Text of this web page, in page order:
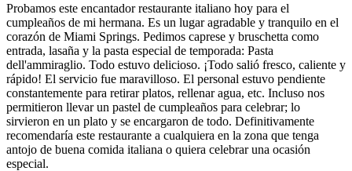
Probamos este encantador restaurante italiano hoy para el
cumpleaños de mi hermana. Es un lugar agradable y tranquilo en el
corazón de Miami Springs. Pedimos caprese y bruschetta como
entrada, lasaña y la pasta especial de temporada: Pasta
dell'ammiraglio. Todo estuvo delicioso. ¡Todo salió fresco, caliente y
rápido! El servicio fue maravilloso. El personal estuvo pendiente
constantemente para retirar platos, rellenar agua, etc. Incluso nos
permitieron llevar un pastel de cumpleaños para celebrar; lo
sirvieron en un plato y se encargaron de todo. Definitivamente
recomendaría este restaurante a cualquiera en la zona que tenga
antojo de buena comida italiana o quiera celebrar una ocasión
especial.